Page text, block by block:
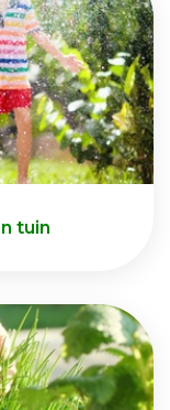
tuin